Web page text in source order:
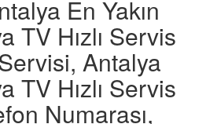
En Yakın
TV Hızlı Servis
Antalya
TV Hızlı Servis
Numarası,